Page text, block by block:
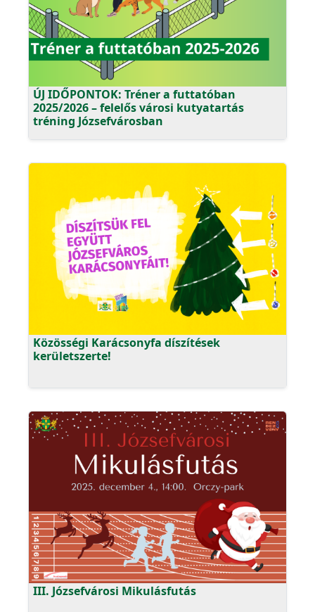
ÚJ IDŐPONTOK: Tréner a futtatóban
2025/2026 – felelős városi kutyatartás
tréning Józsefvárosban
Közösségi Karácsonyfa díszítések
kerületszerte!
III. Józsefvárosi Mikulásfutás